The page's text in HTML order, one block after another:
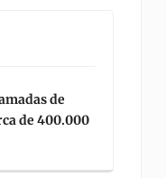
de
de 400.000